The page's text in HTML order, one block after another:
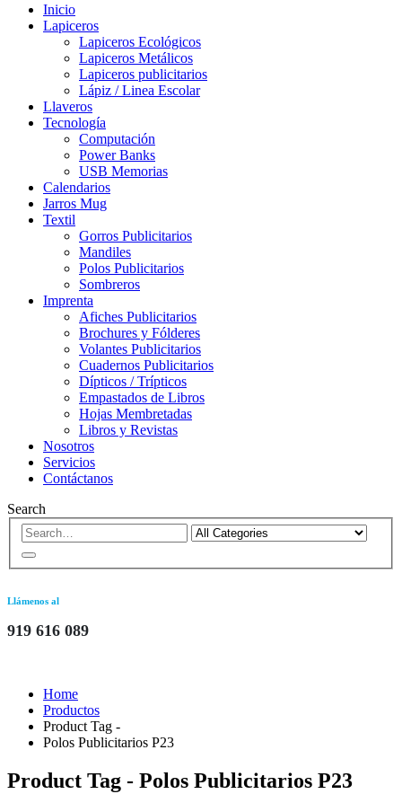
Inicio
Lapiceros
Lapiceros Ecológicos
Lapiceros Metálicos
Lapiceros publicitarios
Lápiz / Linea Escolar
Llaveros
Tecnología
Computación
Power Banks
USB Memorias
Calendarios
Jarros Mug
Textil
Gorros Publicitarios
Mandiles
Polos Publicitarios
Sombreros
Imprenta
Afiches Publicitarios
Brochures y Fólderes
Volantes Publicitarios
Cuadernos Publicitarios
Dípticos / Trípticos
Empastados de Libros
Hojas Membretadas
Libros y Revistas
Nosotros
Servicios
Contáctanos
Search
Llámenos al
919 616 089
Home
Productos
Product Tag -
Polos Publicitarios P23
Product Tag - Polos Publicitarios P23